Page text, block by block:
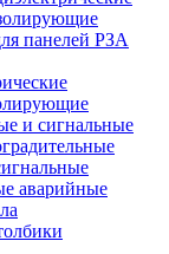
панелей РЗА
и сигнальные
аварийные